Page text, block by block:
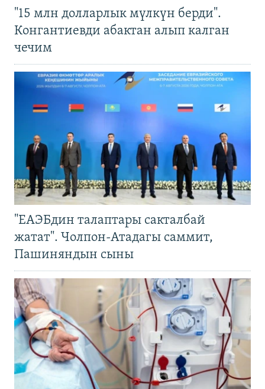
"15 млн долларлык мүлкүн берди".
Конгантиевди абактан алып калган
чечим
"ЕАЭБдин талаптары сакталбай
жатат". Чолпон-Атадагы саммит,
Пашиняндын сыны